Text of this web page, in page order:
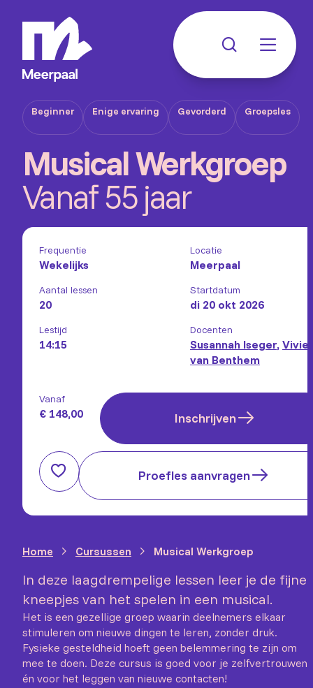
Beginner Enige ervaring Gevorderd Groepsles
Musical Werkgroep
Vanaf 55 jaar
Frequentie
Wekelijks
Locatie
Meerpaal
Aantal lessen
20
Startdatum
di 20 okt 2026
Lestijd
14:15
Docenten
Susannah Iseger,
van Benthem
Vanaf
€ 148,00 Inschrijven
Proefles aanvragen
Home Cursussen Musical Werkgroep
In deze laagdrempelige lessen leer je de fijne
kneepjes van het spelen in een musical.
Het is een gezellige groep waarin deelnemers elkaar
stimuleren om nieuwe dingen te leren, zonder druk.
Fysieke gesteldheid hoeft geen belemmering te zijn om
mee te doen. Deze cursus is goed voor je zelfvertrouwen
én voor het leggen van nieuwe contacten!